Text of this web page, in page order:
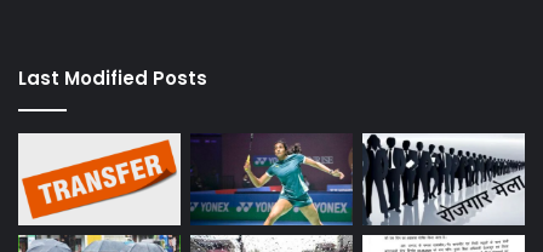
Last Modified Posts